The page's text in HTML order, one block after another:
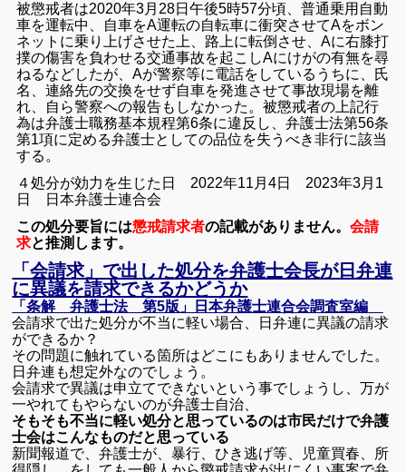
被懲戒者は2020年3月28日午後5時57分頃、普通乗用自動
車を運転中、自車をA運転の自転車に衝突させてAをボン
ネットに乗り上げさせた上、路上に転倒させ、Aに右膝打
撲の傷害を負わせる交通事故を起こしAにけがの有無を尋
ねるなどしたが、Aが警察等に電話をしているうちに、氏
名、連絡先の交換をせず自車を発進させて事故現場を離
れ、自ら警察への報告もしなかった。被懲戒者の上記行
為は弁護士職務基本規程第6条に違反し、弁護士法第56条
第1項に定める弁護士としての品位を失うべき非行に該当
する。
４処分が効力を生じた日 2022年11月4日 2023年3月1
日 日本弁護士連合会
この処分要旨には懲戒請求者の記載がありません。会請
求と推測します。
「会請求」で出した処分を弁護士会長が日弁連
に異議を請求できるかどうか
「条解 弁護士法 第5版」日本弁護士連合会調査室編
会請求で出た処分が不当に軽い場合、日弁連に異議の請求
ができるか？
その問題に触れている箇所はどこにもありませんでした。
日弁連も想定外なのでしょう。
会請求で異議は申立てできないという事でしょうし、万が
一やれてもやらないのが弁護士自治、
そもそも不当に軽い処分と思っているのは市民だけで弁護
士会はこんなものだと思っている
新聞報道で、弁護士が、暴行、ひき逃げ等、児童買春、所